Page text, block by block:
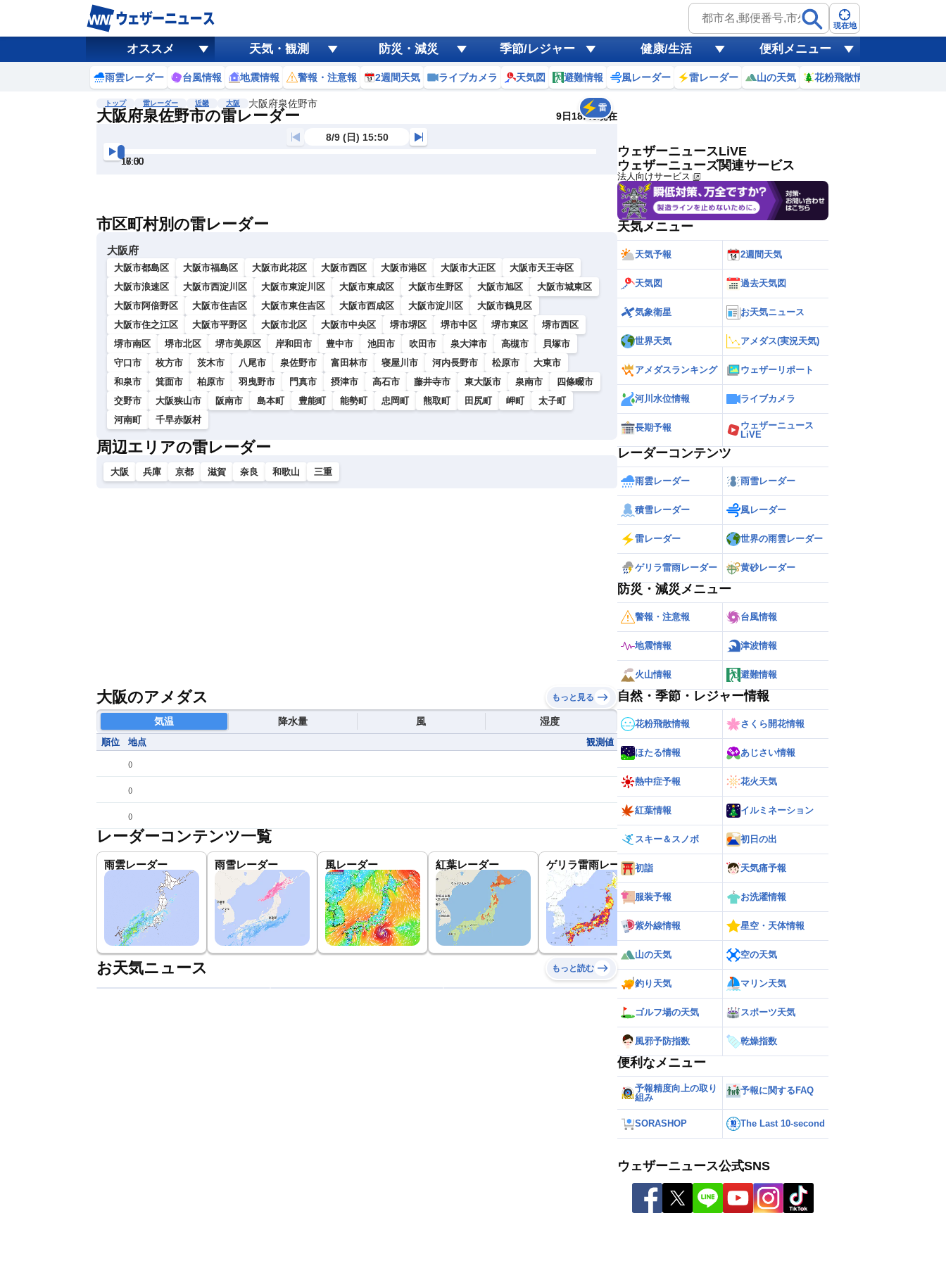
現在地
オススメ 天気・観測 防災・減災 季節/レジャー 健康/生活 便利メニュー
雨雲レーダー 台風情報 地震情報 警報・注意報 2週間天気 ライブカメラ 天気図 避難情報 風レーダー 雷レーダー 山の天気 花粉飛散情報
トップ 雷レーダー 近畿 大阪 大阪府泉佐野市
大阪府泉佐野市の雷レーダー 9日18:40現在
雷
風
黄砂
天気 台風
8/9 (日) 15:50
16:00
16:30
17:00
17:30
18:00
18:30
市区町村別の雷レーダー
大阪府
大阪市都島区 大阪市福島区 大阪市此花区 大阪市西区 大阪市港区 大阪市大正区
大阪市天王寺区
大阪市浪速区
大阪市西淀川区 大阪市東淀川区 大阪市東成区 大阪市生野区 大阪市旭区
大阪市城東区
大阪市阿倍野区
大阪市住吉区 大阪市東住吉区 大阪市西成区 大阪市淀川区
大阪市鶴見区
大阪市住之江区
大阪市平野区 大阪市北区 大阪市中央区 堺市堺区 堺市中区 堺市東区
堺市西区
堺市南区
堺市北区 堺市美原区 岸和田市 豊中市 池田市 吹田市 泉大津市 高槻市
貝塚市
守口市
枚方市 茨木市 八尾市 泉佐野市 富田林市 寝屋川市 河内長野市 松原市
大東市
和泉市
箕面市 柏原市 羽曳野市 門真市 摂津市 高石市 藤井寺市 東大阪市 泉南市
四條畷市
交野市
大阪狭山市 阪南市 島本町 豊能町 能勢町 忠岡町 熊取町 田尻町 岬町
太子町
河南町
千早赤阪村
周辺エリアの雷レーダー
大阪 兵庫 京都 滋賀 奈良 和歌山 三重
大阪のアメダス もっと見る
気温 降水量 風 湿度
順位 地点 観測値
()
()
()
レーダーコンテンツ一覧
雨雲レーダー 雨雪レーダー 風レーダー 紅葉レーダー ゲリラ雷雨レーダー 世界の雨雲レーダー
お天気ニュース もっと読む
ウェザーニュースLiVE
ウェザーニューズ関連サービス
法人向けサービス
天気メニュー
天気予報 2週間天気
天気図 過去天気図
気象衛星 お天気ニュース
世界天気 アメダス(実況天気)
アメダスランキング ウェザーリポート
河川水位情報 ライブカメラ
長期予報
ウェザーニュース
LiVE
レーダーコンテンツ
雨雲レーダー 雨雪レーダー
積雪レーダー 風レーダー
雷レーダー 世界の雨雲レーダー
ゲリラ雷雨レーダー 黄砂レーダー
防災・減災メニュー
警報・注意報 台風情報
地震情報 津波情報
火山情報 避難情報
自然・季節・レジャー情報
花粉飛散情報 さくら開花情報
ほたる情報 あじさい情報
熱中症予報 花火天気
紅葉情報 イルミネーション
スキー＆スノボ 初日の出
初詣 天気痛予報
服装予報 お洗濯情報
紫外線情報 星空・天体情報
山の天気 空の天気
釣り天気 マリン天気
ゴルフ場の天気 スポーツ天気
風邪予防指数 乾燥指数
便利なメニュー
予報精度向上の取り
組み
予報に関するFAQ
SORASHOP The Last 10-second
ウェザーニュース公式SNS